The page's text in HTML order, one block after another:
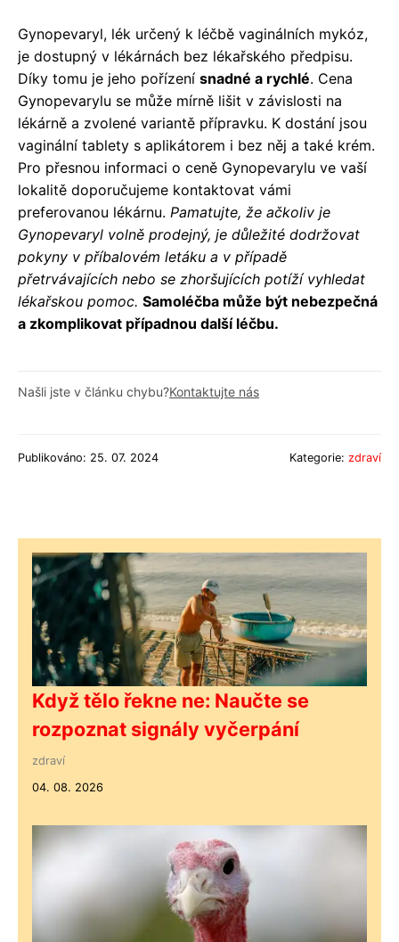
Gynopevaryl, lék určený k léčbě vaginálních mykóz,
je dostupný v lékárnách bez lékařského předpisu.
Díky tomu je jeho pořízení snadné a rychlé. Cena
Gynopevarylu se může mírně lišit v závislosti na
lékárně a zvolené variantě přípravku. K dostání jsou
vaginální tablety s aplikátorem i bez něj a také krém.
Pro přesnou informaci o ceně Gynopevarylu ve vaší
lokalitě doporučujeme kontaktovat vámi
preferovanou lékárnu. Pamatujte, že ačkoliv je
Gynopevaryl volně prodejný, je důležité dodržovat
pokyny v příbalovém letáku a v případě
přetrvávajících nebo se zhoršujících potíží vyhledat
lékařskou pomoc. Samoléčba může být nebezpečná
a zkomplikovat případnou další léčbu.
Našli jste v článku chybu?Kontaktujte nás
Publikováno: 25. 07. 2024 Kategorie: zdraví
Když tělo řekne ne: Naučte se
rozpoznat signály vyčerpání
zdraví
04. 08. 2026